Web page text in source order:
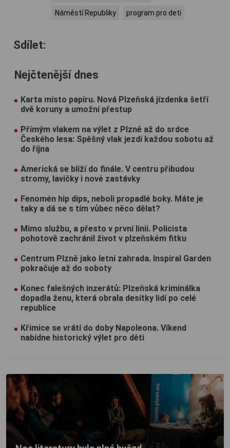
Náměstí Republiky program pro deti
Sdílet:
Nejčtenější dnes
Karta místo papíru. Nová Plzeňská jízdenka šetří
dvě koruny a umožní přestup
Přímým vlakem na výlet z Plzně až do srdce
Českého lesa: Spěšný vlak jezdí každou sobotu až
do října
Americká se blíží do finále. V centru přibudou
stromy, lavičky i nové zastávky
Fenomén hip dips, neboli propadlé boky. Máte je
taky a dá se s tím vůbec něco dělat?
Mimo službu, a přesto v první linii. Policista
pohotově zachránil život v plzeňském fitku
Centrum Plzně jako letní zahrada. Inspiral Garden
pokračuje až do soboty
Konec falešných inzerátů: Plzeňská kriminálka
dopadla ženu, která obrala desítky lidí po celé
republice
Křimice se vrátí do doby Napoleona. Víkend
nabídne historický výlet pro děti